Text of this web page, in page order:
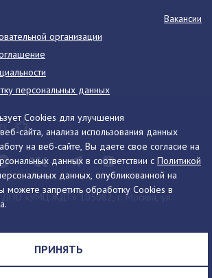
Cookies для улучшения
сайта, анализа использования данных
на веб-сайте, Вы даете свое согласие на
данных в соответствии с Политикой
данных, опубликованной на
запретить обработку Cookies в
ПРИНЯТЬ
«УМЦ ЖДТ» 105082, г. Москва, ул.
00-30 info@umczdt.ru
схема проезда
Вакансии
организации
персональных данных